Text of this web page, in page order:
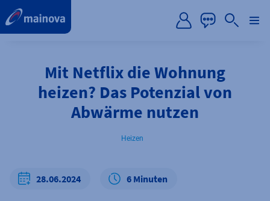
Mit Netflix die Wohnung
heizen? Das Potenzial von
Abwärme nutzen
Heizen
28.06.2024 6 Minuten